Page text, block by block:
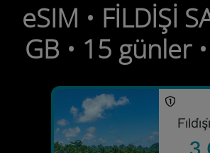
eSIM • FİLDİŞİ
GB • 15 günler